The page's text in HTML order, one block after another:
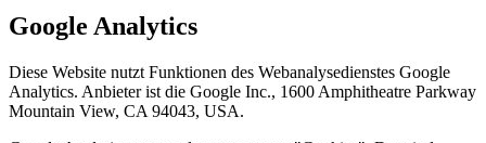
Google Analytics
Diese Website nutzt Funktionen des Webanalysedienstes Google
Analytics. Anbieter ist die Google Inc., 1600 Amphitheatre Parkway
Mountain View, CA 94043, USA.